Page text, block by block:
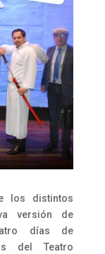
los distintos
versión de
días de
del Teatro